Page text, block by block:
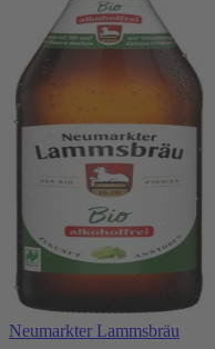
Neumarkter Lammsbräu